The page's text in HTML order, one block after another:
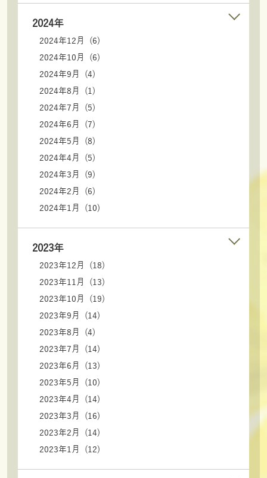
2024年
2024年12月 (6)
2024年10月 (6)
2024年9月 (4)
2024年8月 (1)
2024年7月 (5)
2024年6月 (7)
2024年5月 (8)
2024年4月 (5)
2024年3月 (9)
2024年2月 (6)
2024年1月 (10)
2023年
2023年12月 (18)
2023年11月 (13)
2023年10月 (19)
2023年9月 (14)
2023年8月 (4)
2023年7月 (14)
2023年6月 (13)
2023年5月 (10)
2023年4月 (14)
2023年3月 (16)
2023年2月 (14)
2023年1月 (12)